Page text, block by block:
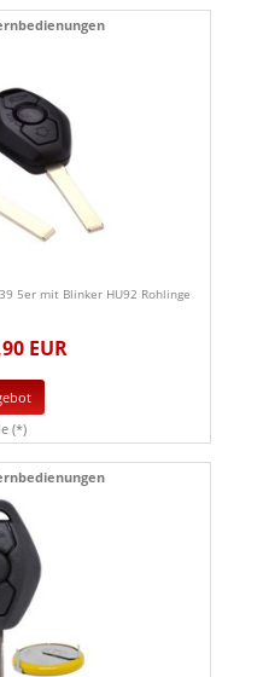
5er mit Blinker HU92 Rohlinge
EUR
(*)